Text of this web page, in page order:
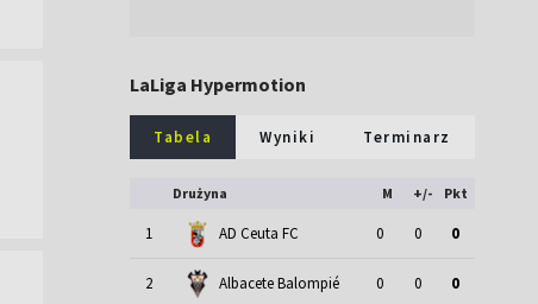
LaLiga Hypermotion
Tabela Wyniki Terminarz
Drużyna M +/- Pkt
1 AD Ceuta FC 0 0 0
2 Albacete Balompié 0 0 0